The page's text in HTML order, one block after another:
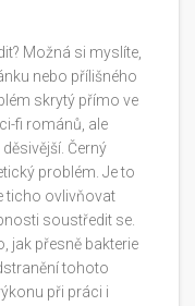
Možná si myslíte,
nebo přílišného
skrytý přímo ve
fi románů, ale
Černý
problém. Je to
ticho ovlivňovat
soustředit se.
jak přesně bakterie
tohoto
při práci i